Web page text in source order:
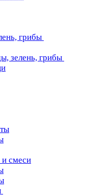
грибы
зелень, грибы
смеси